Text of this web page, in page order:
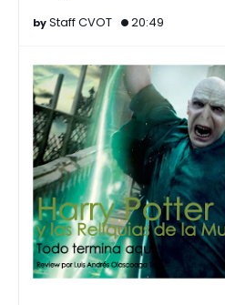
Staff CVOT 20:49